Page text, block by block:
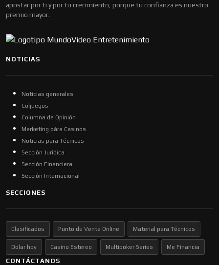
apostar por ti y por tu crecimiento, porque tu confianza es nuestro
premio mayor.
NOTICIAS
Noticias generales
Coljuegos
Columna de Opinión
Marketing pára Casinos
Noticias para Técnicos
Sección Jurídica
Sección Financiera
Sección Internacional
SECCIONES
Clasificados Punto de Venta Online Material para Técnicos
Dolar hoy Casino Estereo Multipoker Series Me Financia
CONTÁCTANOS